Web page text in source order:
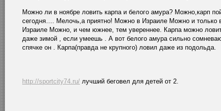
Можно ли в ноябре ловить карпа и белого амура? Можно,карп
сегодня…. Мелочь,а приятно! Можно в Израиле Можно и только
Израиле Можно, и чем южнее, тем увереннее. Карпа можно
даже зимой , если умеешь . А вот белого амура сильно
спячке он . Карпа(правда не крупного) ловил даже из подольда.
http://sportcity74.ru/ лучший беговел для детей от 2.